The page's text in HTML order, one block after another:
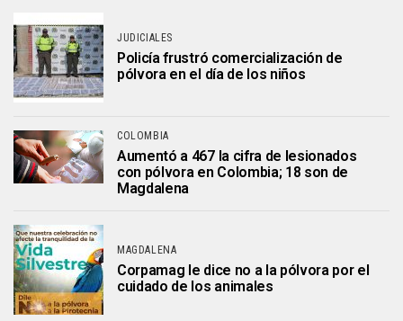
JUDICIALES
Policía frustró comercialización de
pólvora en el día de los niños
COLOMBIA
Aumentó a 467 la cifra de lesionados
con pólvora en Colombia; 18 son de
Magdalena
MAGDALENA
Corpamag le dice no a la pólvora por el
cuidado de los animales